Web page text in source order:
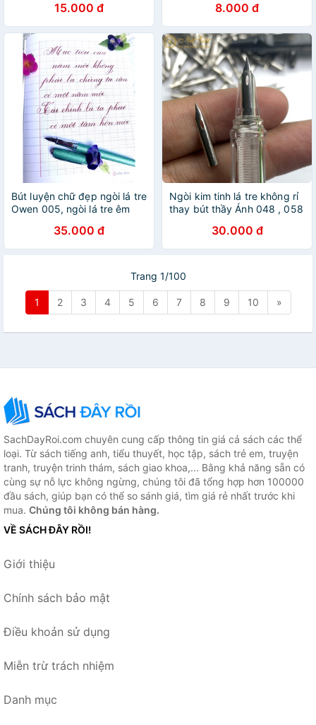
058, 068 pro,
CD101,102,103...)
15.000 đ 8.000 đ
Bút luyện chữ đẹp ngòi lá tre
Owen 005, ngòi lá tre êm
35.000 đ
Ngòi kim tinh lá tre không rỉ
thay bút thầy Ánh 048 , 058
ngòi kim lá tre30.000 đ
Trang 1/100
1 2 3 4 5 6 7 8 9 10 »
SachDayRoi.com chuyên cung cấp thông tin giá cả sách các thể
loại. Từ sách tiếng anh, tiểu thuyết, học tập, sách trẻ em, truyện
tranh, truyện trinh thám, sách giao khoa,... Bằng khả năng sẵn có
cùng sự nỗ lực không ngừng, chúng tôi đã tổng hợp hơn 100000
đầu sách, giúp bạn có thể so sánh giá, tìm giá rẻ nhất trước khi
mua. Chúng tôi không bán hàng.
VỀ SÁCH ĐÂY RỒI!
Giới thiệu
Chính sách bảo mật
Điều khoản sử dụng
Miễn trừ trách nhiệm
Danh mục